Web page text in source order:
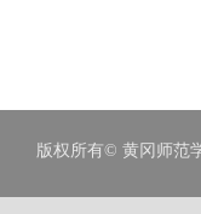
版权所有© 黄冈师范